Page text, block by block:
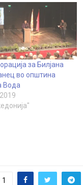
за Билјана
во општина
Вода
1